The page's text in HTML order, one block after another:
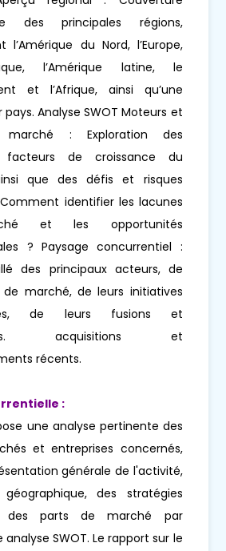
des principales régions,
l’Amérique du Nord, l’Europe,
l’Amérique latine, le
et l’Afrique, ainsi qu’une
pays. Analyse SWOT Moteurs et
: Exploration des
facteurs de croissance du
que des défis et risques
identifier les lacunes
et les opportunités
? Paysage concurrentiel :
des principaux acteurs, de
marché, de leurs initiatives
de leurs fusions et
acquisitions et
récents.
:
une analyse pertinente des
et entreprises concernés,
générale de l'activité,
des stratégies
des parts de marché par
SWOT. Le rapport sur le